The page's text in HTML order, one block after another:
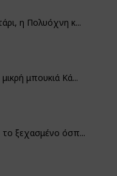
η Πολυόχνη κ...
μπουκιά Κά...
το ξεχασμένο όσπ...